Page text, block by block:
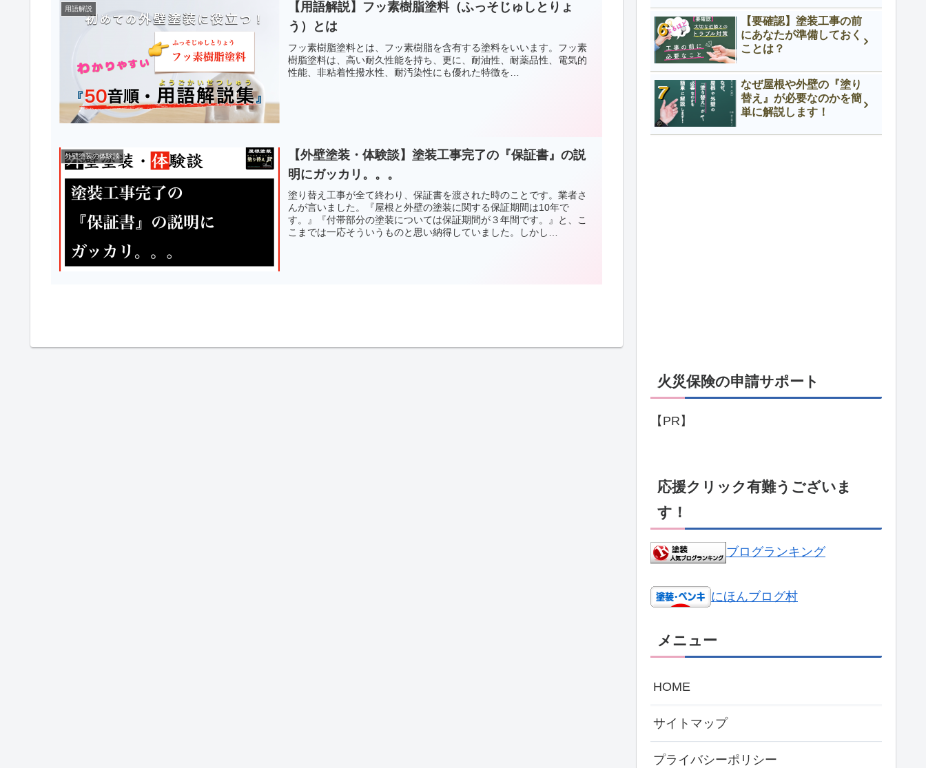
用語解説
【用語解説】フッ素樹脂塗料（ふっそじゅしとりょ
う）とは
フッ素樹脂塗料とは、フッ素樹脂を含有する塗料をいいます。フッ素
樹脂塗料は、高い耐久性能を持ち、更に、耐油性、耐薬品性、電気的
性能、非粘着性撥水性、耐汚染性にも優れた特徴を…
外壁塗装の体験談
【外壁塗装・体験談】塗装工事完了の『保証書』の説
明にガッカリ。。。
塗り替え工事が全て終わり、保証書を渡された時のことです。業者さ
んが言いました。『屋根と外壁の塗装に関する保証期間は10年で
す。』『付帯部分の塗装については保証期間が３年間です。』と、こ
こまでは一応そういうものと思い納得していました。しかし…
【要確認】塗装工事の前
にあなたが準備しておく
ことは？
なぜ屋根や外壁の『塗り
替え』が必要なのかを簡
単に解説します！
火災保険の申請サポート
【PR】
応援クリック有難うございま
す！
ブログランキング
にほんブログ村
メニュー
HOME
サイトマップ
プライバシーポリシー